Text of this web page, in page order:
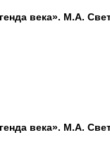
века». М.А.
века». М.А.